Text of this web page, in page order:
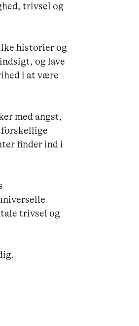
trivsel og
historier og
og lave
i at være
med angst,
finder ind i
trivsel og